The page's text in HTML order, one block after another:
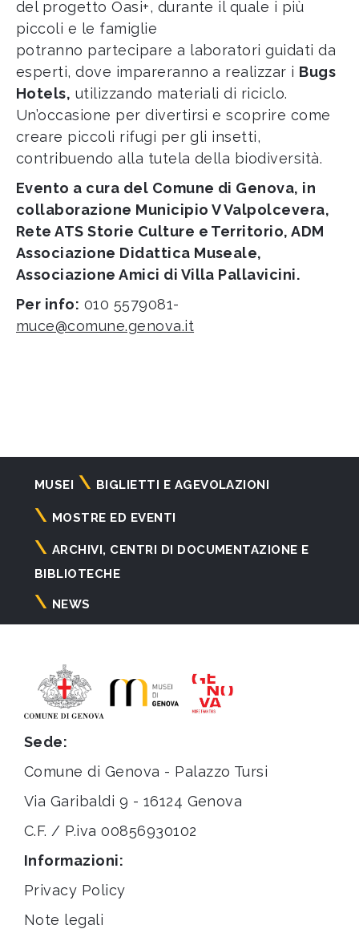
del progetto Oasi+, durante il quale i più
piccoli e le famiglie
potranno partecipare a laboratori guidati da
esperti, dove impareranno a realizzar i Bugs
Hotels, utilizzando materiali di riciclo.
Un’occasione per divertirsi e scoprire come
creare piccoli rifugi per gli insetti,
contribuendo alla tutela della biodiversità.
Evento a cura del Comune di Genova, in
collaborazione Municipio V Valpolcevera,
Rete ATS Storie Culture e Territorio, ADM
Associazione Didattica Museale,
Associazione Amici di Villa Pallavicini.
Per info: 010 5579081-
muce@comune.genova.it
Navigazione
principale
MUSEI BIGLIETTI E AGEVOLAZIONI
MOSTRE ED EVENTI
ARCHIVI, CENTRI DI DOCUMENTAZIONE E
BIBLIOTECHE
NEWS
Sede:
Comune di Genova - Palazzo Tursi
Via Garibaldi 9 - 16124 Genova
C.F. / P.iva 00856930102
Informazioni:
Privacy Policy
Note legali